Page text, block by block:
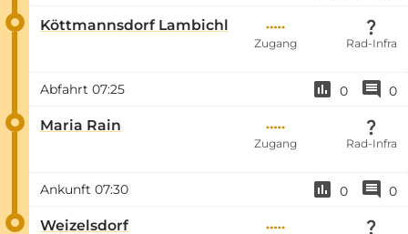
Köttmannsdorf Lambichl
Zugang Rad-Infra
Abfahrt 07:25 0 0
Maria Rain
Zugang Rad-Infra
Ankunft 07:30 0 0
Weizelsdorf